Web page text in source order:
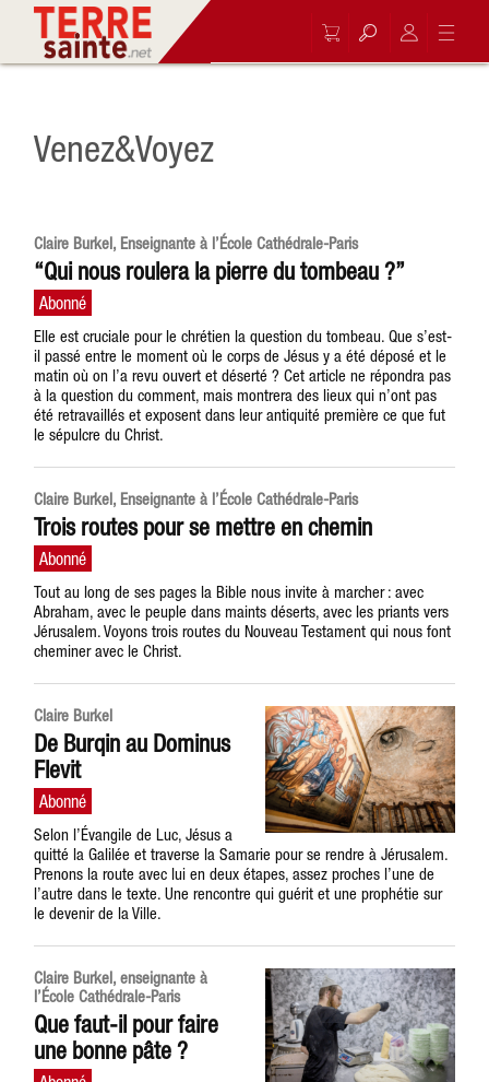
Venez&Voyez
Claire Burkel, Enseignante à l’École Cathédrale-Paris
“Qui nous roulera la pierre du tombeau ?”
Elle est cruciale pour le chrétien la question du tombeau. Que s’est-
il passé entre le moment où le corps de Jésus y a été déposé et le
matin où on l’a revu ouvert et déserté ? Cet article ne répondra pas
à la question du comment, mais montrera des lieux qui n’ont pas
été retravaillés et exposent dans leur antiquité première ce que fut
le sépulcre du Christ.
Claire Burkel, Enseignante à l’École Cathédrale-Paris
Trois routes pour se mettre en chemin
Tout au long de ses pages la Bible nous invite à marcher : avec
Abraham, avec le peuple dans maints déserts, avec les priants vers
Jérusalem. Voyons trois routes du Nouveau Testament qui nous font
cheminer avec le Christ.
Claire Burkel
De Burqin au Dominus
Flevit
Selon l’Évangile de Luc, Jésus a
quitté la Galilée et traverse la Samarie pour se rendre à Jérusalem.
Prenons la route avec lui en deux étapes, assez proches l’une de
l’autre dans le texte. Une rencontre qui guérit et une prophétie sur
le devenir de la Ville.
Claire Burkel, enseignante à
l’École Cathédrale-Paris
Que faut-il pour faire
une bonne pâte ?